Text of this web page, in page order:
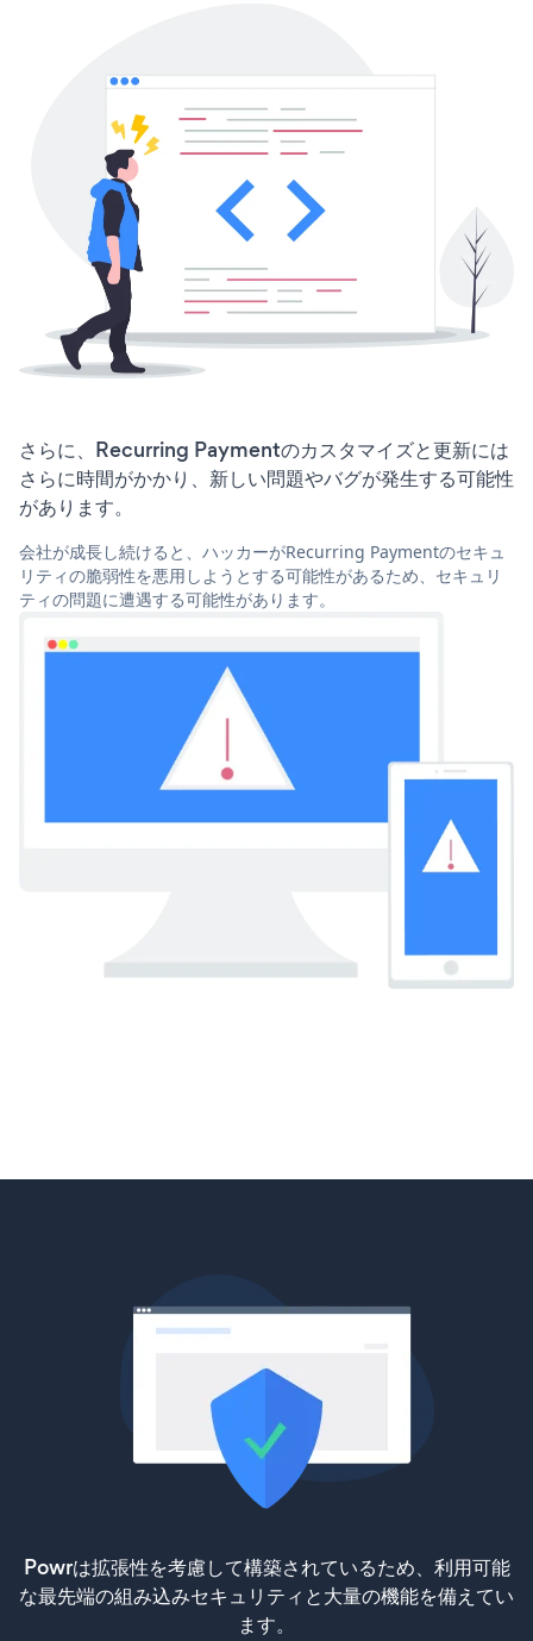
さらに、Recurring Paymentのカスタマイズと更新には
さらに時間がかかり、新しい問題やバグが発生する可能性
があります。
会社が成長し続けると、ハッカーがRecurring Paymentのセキュ
リティの脆弱性を悪用しようとする可能性があるため、セキュリ
ティの問題に遭遇する可能性があります。
Powrは拡張性を考慮して構築されているため、利用可能
な最先端の組み込みセキュリティと大量の機能を備えてい
ます。